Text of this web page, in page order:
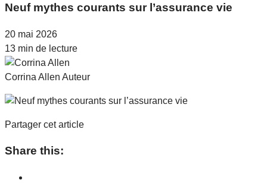
Neuf mythes courants sur l’assurance vie
20 mai 2026
13 min de lecture
Corrina Allen Auteur
Partager cet article
Share this: